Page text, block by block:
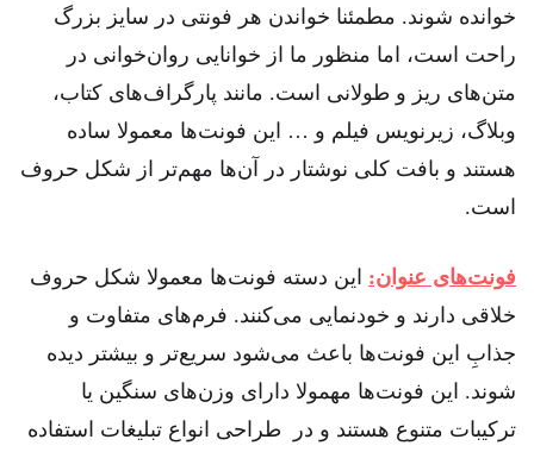
خوانده شوند. مطمئنا خواندن هر فونتی در سایز بزرگ
راحت است، اما منظور ما از خوانایی روان‌خوانی در
متن‌های ریز و طولانی است. مانند پارگراف‌های کتاب،
وبلاگ، زیرنویس فیلم و … این فونت‌ها معمولا ساده
هستند و بافت کلی نوشتار در آن‌ها مهم‌تر از شکل حروف
است.
فونت‌های عنوان: این دسته فونت‌ها معمولا شکل حروف
خلاقی دارند و خودنمایی می‌کنند. فرم‌های متفاوت و
جذابِ این فونت‌ها باعث می‌شود سریع‌تر و بیشتر دیده
شوند. این فونت‌ها مهمولا دارای وزن‌های سنگین یا
ترکیبات متنوع هستند و در طراحی انواع تبلیغات استفاده